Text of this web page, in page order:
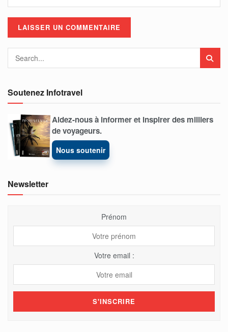
Soutenez Infotravel
Aidez-nous à informer et inspirer des milliers
de voyageurs.
Nous soutenir
Newsletter
Prénom
Votre email :